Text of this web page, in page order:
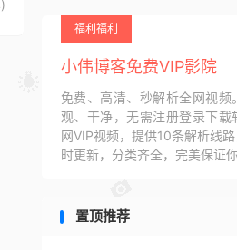
)
福利福利
小伟博客免费VIP影院
免费、高清、秒解析全网视频
观、干净，无需注册登录下载
网VIP视频，提供10条解析线
时更新，分类齐全，完美保证
置顶推荐